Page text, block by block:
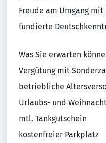
Freude am Umgang
fundierte
Was Sie erwarten
Vergütung mit
betriebliche
Urlaubs- und
mtl. Tankgutschein
kostenfreier Parkplatz